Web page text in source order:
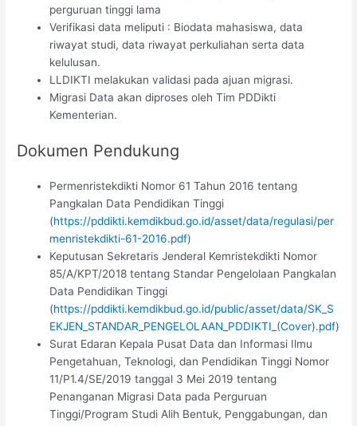
perguruan tinggi lama
Verifikasi data meliputi : Biodata mahasiswa, data
riwayat studi, data riwayat perkuliahan serta data
kelulusan.
LLDIKTI melakukan validasi pada ajuan migrasi.
Migrasi Data akan diproses oleh Tim PDDikti
Kementerian.
Dokumen Pendukung
Permenristekdikti Nomor 61 Tahun 2016 tentang
Pangkalan Data Pendidikan Tinggi
(https://pddikti.kemdikbud.go.id/asset/data/regulasi/per
menristekdikti-61-2016.pdf)
Keputusan Sekretaris Jenderal Kemristekdikti Nomor
85/A/KPT/2018 tentang Standar Pengelolaan Pangkalan
Data Pendidikan Tinggi
(https://pddikti.kemdikbud.go.id/public/asset/data/SK_S
EKJEN_STANDAR_PENGELOLAAN_PDDIKTI_(Cover).pdf)
Surat Edaran Kepala Pusat Data dan Informasi Ilmu
Pengetahuan, Teknologi, dan Pendidikan Tinggi Nomor
11/P1.4/SE/2019 tanggal 3 Mei 2019 tentang
Penanganan Migrasi Data pada Perguruan
Tinggi/Program Studi Alih Bentuk, Penggabungan, dan